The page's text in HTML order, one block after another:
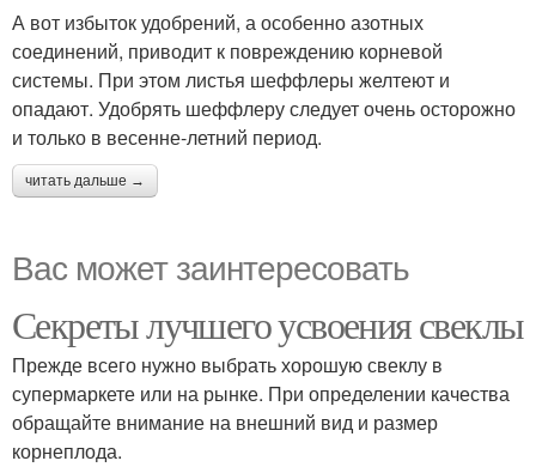
А вот избыток удобрений, а особенно азотных
соединений, приводит к повреждению корневой
системы. При этом листья шеффлеры желтеют и
опадают. Удобрять шеффлеру следует очень осторожно
и только в весенне-летний период.
читать дальше →
Вас может заинтересовать
Секреты лучшего усвоения свеклы
Прежде всего нужно выбрать хорошую свеклу в
супермаркете или на рынке. При определении качества
обращайте внимание на внешний вид и размер
корнеплода.